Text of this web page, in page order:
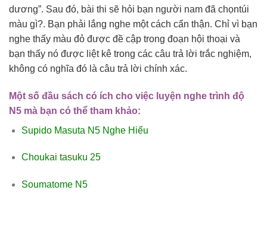
dương”. Sau đó, bài thi sẽ hỏi bạn người nam đã chọntúi
màu gì?. Bạn phải lắng nghe một cách cẩn thận. Chỉ vì bạn
nghe thấy màu đỏ được đề cập trong đoạn hội thoại và
bạn thấy nó được liệt kê trong các câu trả lời trắc nghiệm,
không có nghĩa đó là câu trả lời chính xác.
Một số đầu sách có ích cho việc luyện nghe trình độ
N5 mà bạn có thể tham khảo:
Supido Masuta N5 Nghe Hiểu
Choukai tasuku 25
Soumatome N5